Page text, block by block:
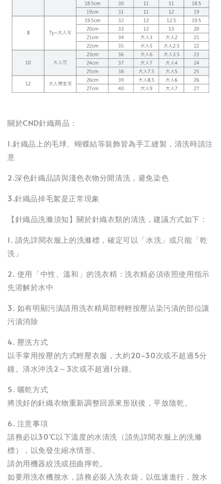
關於CND針織商品：
1.針織品上的毛球、蝴蝶結等裝飾皆為手工縫製，清洗時請注
意
2.深色針織品請與淺色衣物分開清洗，避免染色
3.針織品掉毛絮是正常現象
【針織品洗滌須知】關於針織衣類的清洗，建議方式如下：
1. 請先詳閱衣服上的洗滌標，確定可以「水洗」或只能「乾
洗」
2. 使用「中性、溫和」的洗衣精：洗衣精必須依照使用指示
先溶解於水中
3. 如有明顯污漬請用洗衣精局部輕輕按壓沾染污漬的部位讓
污漬消除
4. 壓洗方式
以手掌用按壓的方式輕壓衣服，大約20~30次或不超過5分
鐘。清水沖洗2～3次或不超過1分鐘。
5. 曬乾方式
將洗好的針織衣物重新調整回原來形狀後，平放陰乾。
6. 注意事項
請務必以30℃以下溫度的水清洗（請先詳閱衣服上的洗滌
標），以免發生縮水情形。
請勿用機器絞洗或扭曲擰乾。
如要用洗衣機脫水，請務必裝入洗衣袋，以低速進行，脫水